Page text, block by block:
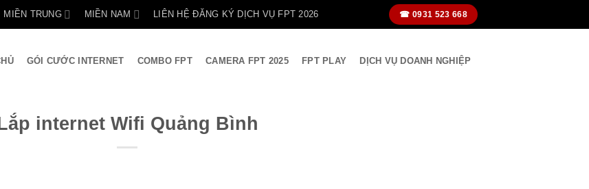
MIỀN TRUNG MIỀN NAM LIÊN HỆ ĐĂNG KÝ DỊCH VỤ FPT 2026 ☎ 0931 523 668
GÓI CƯỚC INTERNET COMBO FPT CAMERA FPT 2025 FPT PLAY DỊCH VỤ DOANH NGHIỆP
internet Wifi Quảng Bình